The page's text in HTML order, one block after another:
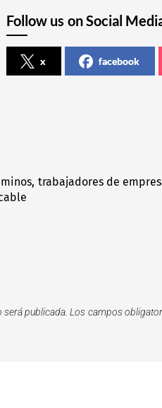
Follow us on Social
x facebook
trabajadores de
publicada. Los campos